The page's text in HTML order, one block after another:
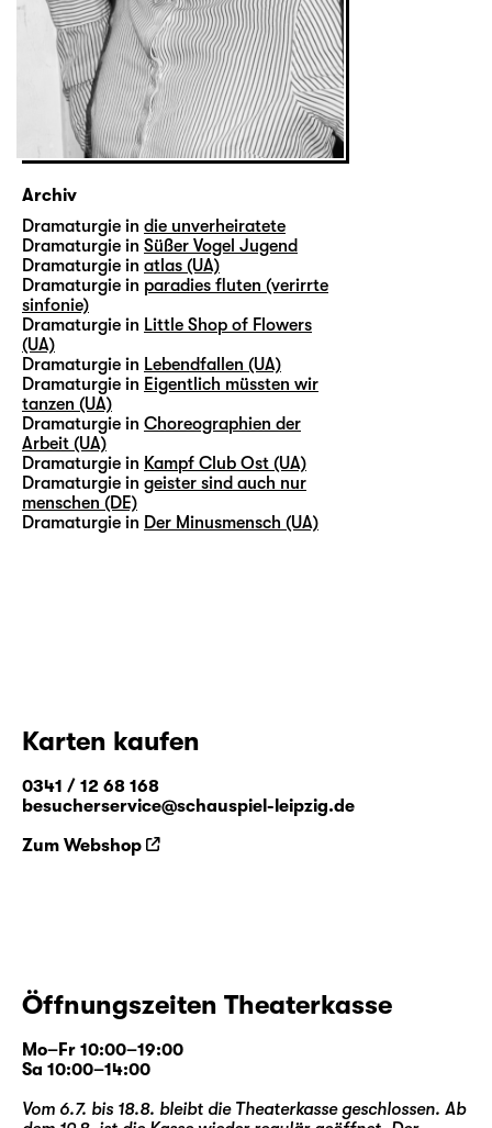
Archiv
Dramaturgie in die unverheiratete
Dramaturgie in Süßer Vogel Jugend
Dramaturgie in atlas (UA)
Dramaturgie in paradies fluten (verirrte
sinfonie)
Dramaturgie in Little Shop of Flowers
(UA)
Dramaturgie in Lebendfallen (UA)
Dramaturgie in Eigentlich müssten wir
tanzen (UA)
Dramaturgie in Choreographien der
Arbeit (UA)
Dramaturgie in Kampf Club Ost (UA)
Dramaturgie in geister sind auch nur
menschen (DE)
Dramaturgie in Der Minusmensch (UA)
Karten kaufen
0341 / 12 68 168
besucherservice@schauspiel-leipzig.de
Zum Webshop
Öffnungszeiten Theaterkasse
Mo–Fr 10:00–19:00
Sa 10:00–14:00
Vom 6.7. bis 18.8. bleibt die Theaterkasse geschlossen. Ab